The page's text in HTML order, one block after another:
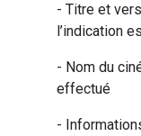
- Titre et
l’indication
- Nom du
effectué
-